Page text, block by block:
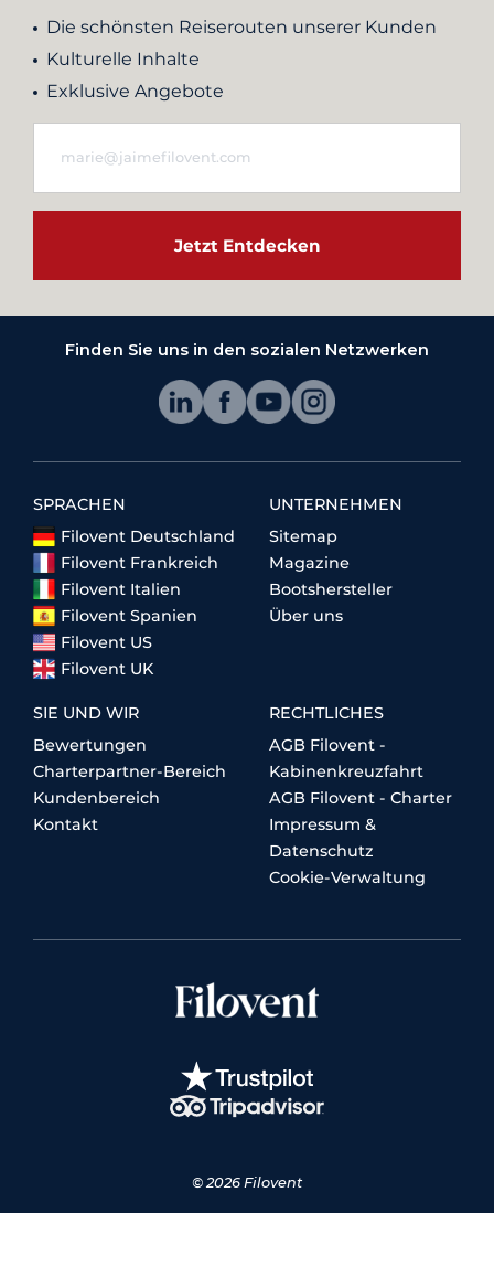
Die schönsten Reiserouten unserer Kunden
Kulturelle Inhalte
Exklusive Angebote
Jetzt Entdecken
Finden Sie uns in den sozialen Netzwerken
SPRACHEN
Filovent Deutschland
Filovent Frankreich
Filovent Italien
Filovent Spanien
Filovent US
Filovent UK
UNTERNEHMEN
Sitemap
Magazine
Bootshersteller
Über uns
SIE UND WIR
Bewertungen
Charterpartner-Bereich
Kundenbereich
Kontakt
RECHTLICHES
AGB Filovent -
Kabinenkreuzfahrt
AGB Filovent - Charter
Impressum &
Datenschutz
Cookie-Verwaltung
© 2026 Filovent